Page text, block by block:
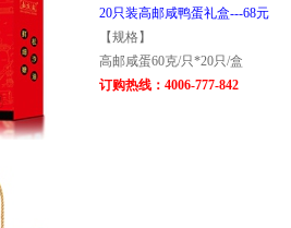
20只装高邮咸鸭蛋礼盒---68元
【规格】
高邮咸蛋60克/只*20只/盒
订购热线：4006-777-842